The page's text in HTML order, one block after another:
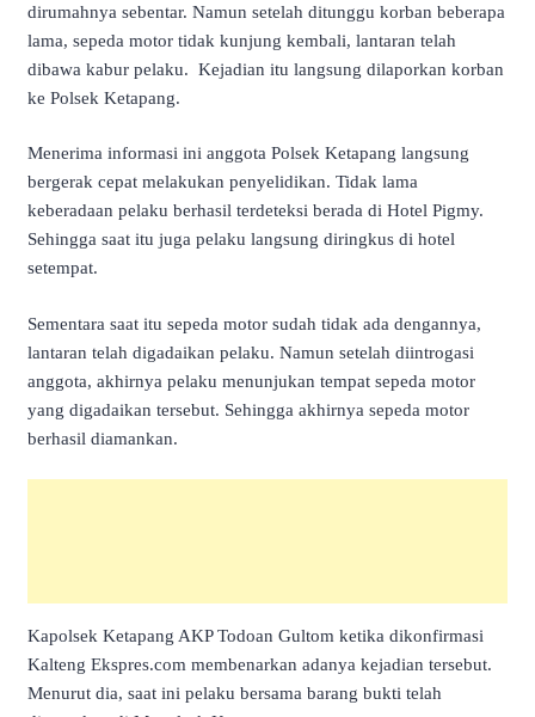
dirumahnya sebentar. Namun setelah ditunggu korban beberapa
lama, sepeda motor tidak kunjung kembali, lantaran telah
dibawa kabur pelaku. Kejadian itu langsung dilaporkan korban
ke Polsek Ketapang.
Menerima informasi ini anggota Polsek Ketapang langsung
bergerak cepat melakukan penyelidikan. Tidak lama
keberadaan pelaku berhasil terdeteksi berada di Hotel Pigmy.
Sehingga saat itu juga pelaku langsung diringkus di hotel
setempat.
Sementara saat itu sepeda motor sudah tidak ada dengannya,
lantaran telah digadaikan pelaku. Namun setelah diintrogasi
anggota, akhirnya pelaku menunjukan tempat sepeda motor
yang digadaikan tersebut. Sehingga akhirnya sepeda motor
berhasil diamankan.
Kapolsek Ketapang AKP Todoan Gultom ketika dikonfirmasi
Kalteng Ekspres.com membenarkan adanya kejadian tersebut.
Menurut dia, saat ini pelaku bersama barang bukti telah